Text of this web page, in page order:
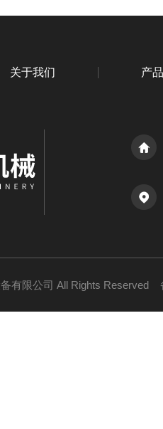
关于我们 产
有限公司 All Rights Reserved